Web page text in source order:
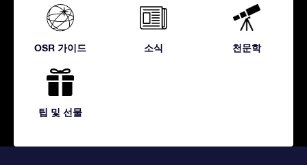
OSR 가이드 소식 천문학
팁 및 선물